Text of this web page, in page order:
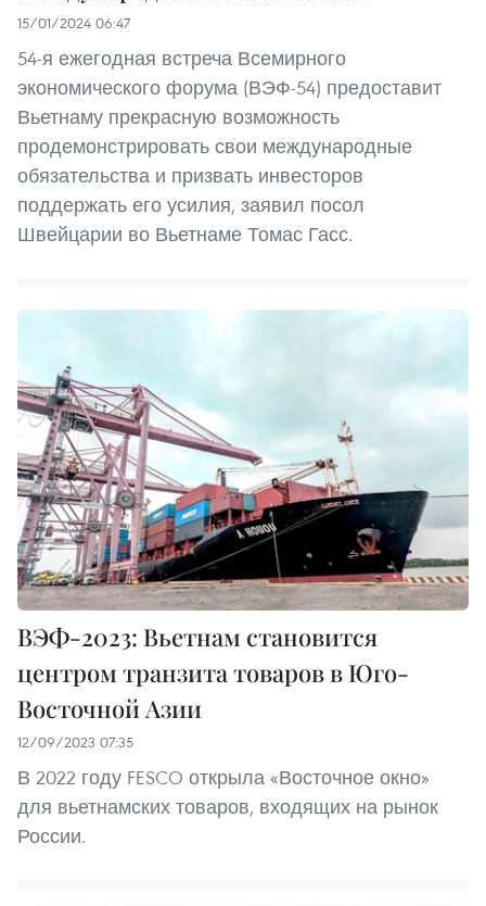
15/01/2024 06:47
54-я ежегодная встреча Всемирного
экономического форума (ВЭФ-54) предоставит
Вьетнаму прекрасную возможность
продемонстрировать свои международные
обязательства и призвать инвесторов
поддержать его усилия, заявил посол
Швейцарии во Вьетнаме Томас Гасс.
ВЭФ-2023: Вьетнам становится
центром транзита товаров в Юго-
Восточной Азии
12/09/2023 07:35
В 2022 году FESCO открыла «Восточное окно»
для вьетнамских товаров, входящих на рынок
России.